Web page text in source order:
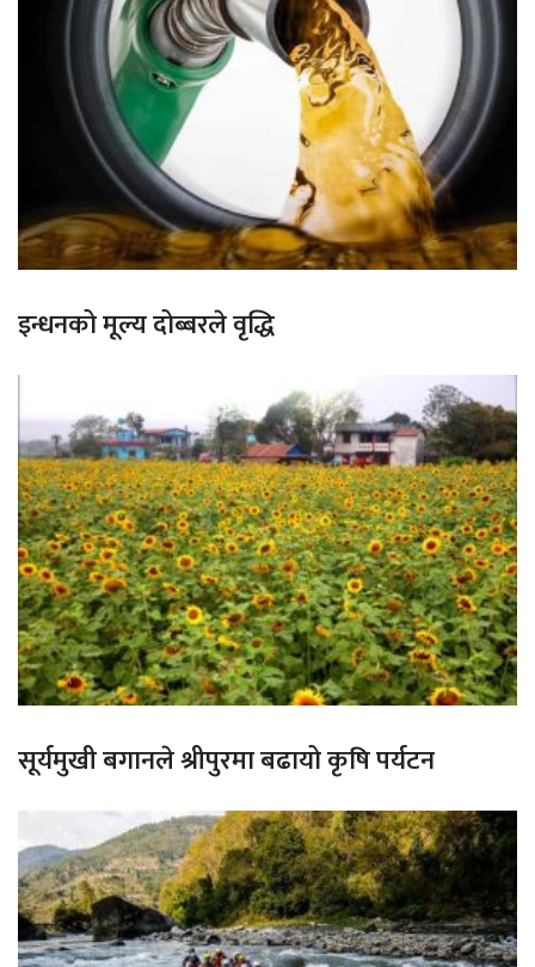
इन्धनको मूल्य दोब्बरले वृद्धि
सूर्यमुखी बगानले श्रीपुरमा बढायो कृषि पर्यटन